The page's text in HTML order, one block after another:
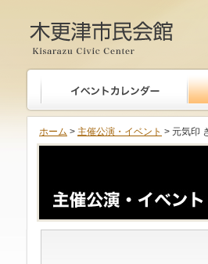
木更津市民会館
ホーム > 主催公演・イベント > 元気印